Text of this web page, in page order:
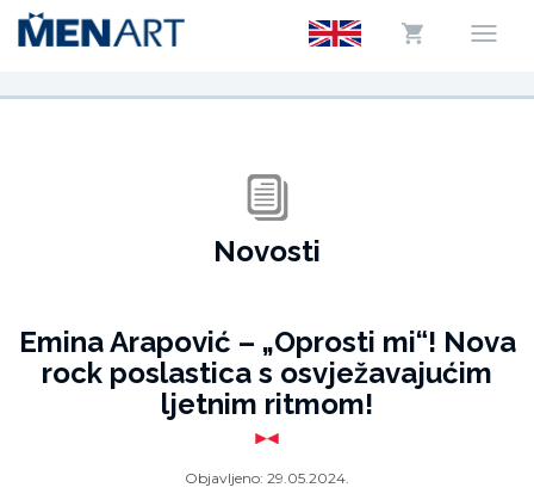
Novosti
Emina Arapović – „Oprosti mi“! Nova
rock poslastica s osvježavajućim
ljetnim ritmom!
Objavljeno: 29.05.2024.